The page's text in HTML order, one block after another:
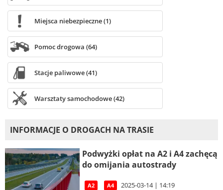
Miejsca niebezpieczne (1)
Pomoc drogowa (64)
Stacje paliwowe (41)
Warsztaty samochodowe (42)
INFORMACJE O DROGACH NA TRASIE
Podwyżki opłat na A2 i A4 zachęcą
do omijania autostrady
A2 A4 2025-03-14 | 14:19